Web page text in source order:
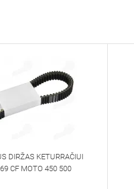
DIRŽAS KETURRAČIUI
CF MOTO 450 500